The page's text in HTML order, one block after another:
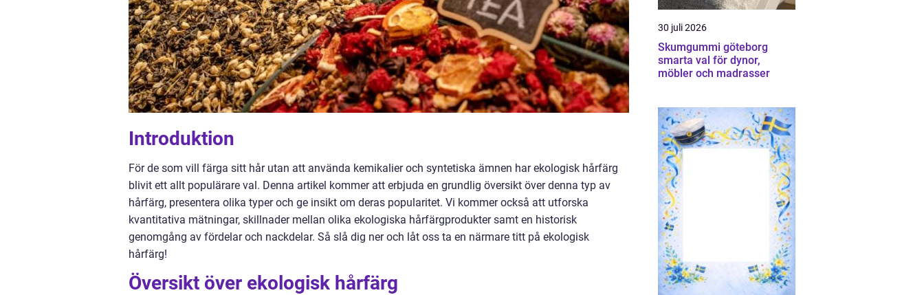
Introduktion
För de som vill färga sitt hår utan att använda kemikalier och syntetiska ämnen har ekologisk hårfärg
blivit ett allt populärare val. Denna artikel kommer att erbjuda en grundlig översikt över denna typ av
hårfärg, presentera olika typer och ge insikt om deras popularitet. Vi kommer också att utforska
kvantitativa mätningar, skillnader mellan olika ekologiska hårfärgprodukter samt en historisk
genomgång av fördelar och nackdelar. Så slå dig ner och låt oss ta en närmare titt på ekologisk
hårfärg!
Översikt över ekologisk hårfärg
30 juli 2026
Skumgummi göteborg
smarta val för dynor,
möbler och madrasser